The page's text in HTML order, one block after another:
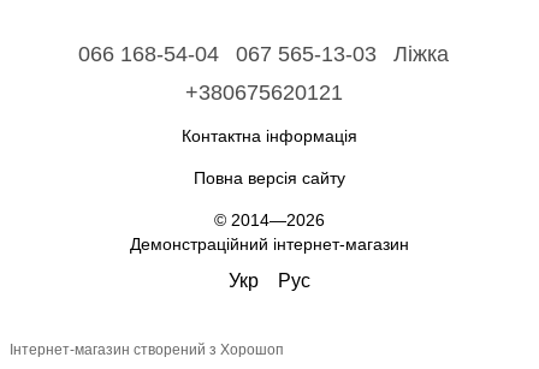
066 168-54-04 067 565-13-03
Ліжка
+380675620121
Контактна інформація
Повна версія сайту
© 2014—2026
Демонстраційний інтернет-магазин
Укр Рус
Інтернет-магазин створений з Хорошоп